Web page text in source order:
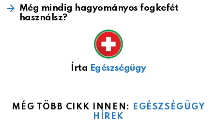
Még mindig hagyományos fogkefét
használsz?
Írta Egészségügy
MÉG TÖBB CIKK INNEN:
EGÉSZSÉGÜGY
HÍREK